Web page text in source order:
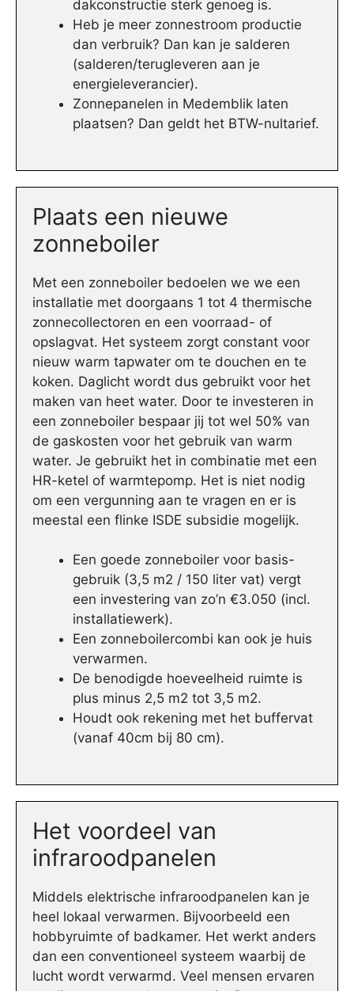
dakconstructie sterk genoeg is.
Heb je meer zonnestroom productie
dan verbruik? Dan kan je salderen
(salderen/terugleveren aan je
energieleverancier).
Zonnepanelen in Medemblik laten
plaatsen? Dan geldt het BTW-nultarief.
Plaats een nieuwe
zonneboiler
Met een zonneboiler bedoelen we we een
installatie met doorgaans 1 tot 4 thermische
zonnecollectoren en een voorraad- of
opslagvat. Het systeem zorgt constant voor
nieuw warm tapwater om te douchen en te
koken. Daglicht wordt dus gebruikt voor het
maken van heet water. Door te investeren in
een zonneboiler bespaar jij tot wel 50% van
de gaskosten voor het gebruik van warm
water. Je gebruikt het in combinatie met een
HR-ketel of warmtepomp. Het is niet nodig
om een vergunning aan te vragen en er is
meestal een flinke ISDE subsidie mogelijk.
Een goede zonneboiler voor basis-
gebruik (3,5 m2 / 150 liter vat) vergt
een investering van zo’n €3.050 (incl.
installatiewerk).
Een zonneboilercombi kan ook je huis
verwarmen.
De benodigde hoeveelheid ruimte is
plus minus 2,5 m2 tot 3,5 m2.
Houdt ook rekening met het buffervat
(vanaf 40cm bij 80 cm).
Het voordeel van
infraroodpanelen
Middels elektrische infraroodpanelen kan je
heel lokaal verwarmen. Bijvoorbeeld een
hobbyruimte of badkamer. Het werkt anders
dan een conventioneel systeem waarbij de
lucht wordt verwarmd. Veel mensen ervaren